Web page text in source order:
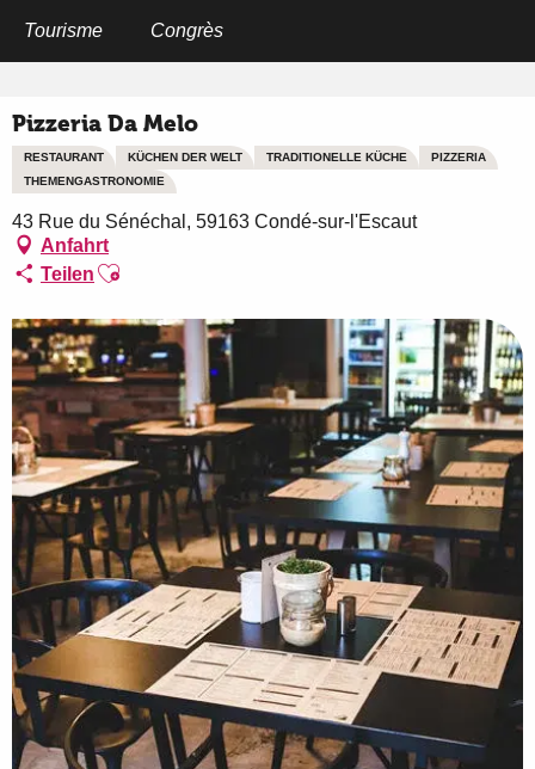
Tourisme Congrès
Pizzeria Da Melo
RESTAURANT KÜCHEN DER WELT TRADITIONELLE KÜCHE
PIZZERIA
THEMENGASTRONOMIE
43 Rue du Sénéchal, 59163 Condé-sur-l'Escaut
Anfahrt
Teilen Ajouter aux favoris